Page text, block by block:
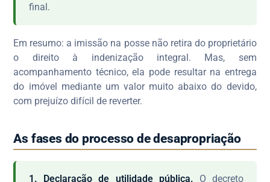
final.
Em resumo: a imissão na posse não retira do proprietário
o direito à indenização integral. Mas, sem
acompanhamento técnico, ela pode resultar na entrega
do imóvel mediante um valor muito abaixo do devido,
com prejuízo difícil de reverter.
As fases do processo de desapropriação
1. Declaração de utilidade pública. O decreto